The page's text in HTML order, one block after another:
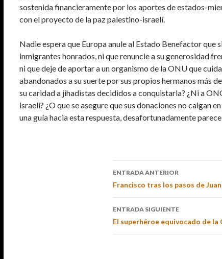
sostenida financieramente por los aportes de estados-
con el proyecto de la paz palestino-israelí.
Nadie espera que Europa anule al Estado Benefactor que
inmigrantes honrados, ni que renuncie a su generosidad
ni que deje de aportar a un organismo de la ONU que
abandonados a su suerte por sus propios hermanos más
su caridad a jihadistas decididos a conquistarla? ¿Ni a
israelí? ¿O que se asegure que sus donaciones no caigan
una guía hacia esta respuesta, desafortunadamente
ENTRADA ANTERIOR
Francisco tras los pasos de
ENTRADA SIGUIENTE
El superhéroe equivocado de la